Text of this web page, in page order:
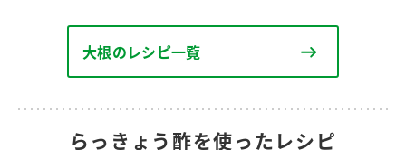
大根のレシピ一覧
らっきょう酢を使ったレシピ